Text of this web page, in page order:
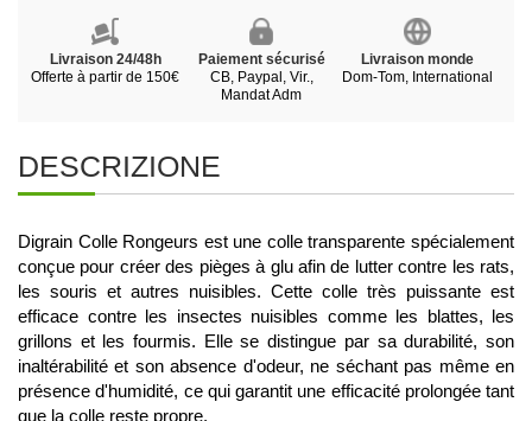
Livraison 24/48h
Offerte à partir de 150€
Paiement sécurisé
CB, Paypal, Vir.,
Mandat Adm
Livraison monde
Dom-Tom, International
DESCRIZIONE
Digrain Colle Rongeurs est une colle transparente spécialement
conçue pour créer des pièges à glu afin de lutter contre les rats,
les souris et autres nuisibles. Cette colle très puissante est
efficace contre les insectes nuisibles comme les blattes, les
grillons et les fourmis. Elle se distingue par sa durabilité, son
inaltérabilité et son absence d'odeur, ne séchant pas même en
présence d'humidité, ce qui garantit une efficacité prolongée tant
que la colle reste propre.